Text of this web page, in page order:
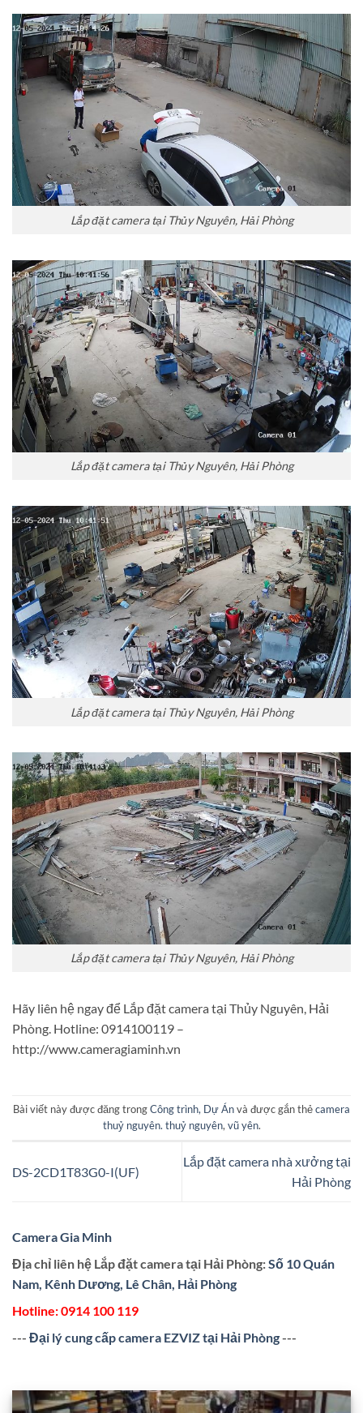
Lắp đặt camera tại Thủy Nguyên, Hải Phòng
Lắp đặt camera tại Thủy Nguyên, Hải Phòng
Lắp đặt camera tại Thủy Nguyên, Hải Phòng
Lắp đặt camera tại Thủy Nguyên, Hải Phòng
Hãy liên hệ ngay để Lắp đặt camera tại Thủy Nguyên, Hải
Phòng. Hotline: 0914100119 –
http://www.cameragiaminh.vn
Bài viết này được đăng trongCông trình, Dự Ánvà được gắn thẻcamera
thuỷ nguyên. thuỷ nguyên,vũ yên.
DS-2CD1T83G0-I(UF)
Lắp đặt camera nhà xưởng tại
Hải Phòng
Camera Gia Minh
Địa chỉ liên hệ Lắp đặt camera tại Hải Phòng:Số 10 Quán
Nam, Kênh Dương, Lê Chân, Hải Phòng
Hotline:0914 100 119
--- Đại lý cung cấp camera EZVIZ tại Hải Phòng---